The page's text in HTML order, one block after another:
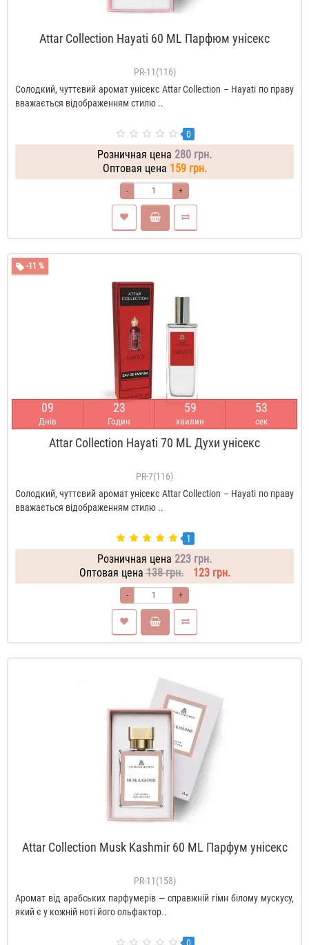
Attar Collection Hayati 60 ML Парфюм унісекс
PR-11(116)
Солодкий, чуттєвий аромат унісекс Attar Collection – Hayati по праву
вважається відображенням стилю ..
0
Розничная цена 280 грн.
Оптовая цена 159 грн.
- +
-11 %
09
Днів
23
Годин
59
хвилин
51
сек
Attar Collection Hayati 70 ML Духи унісекс
PR-7(116)
Солодкий, чуттєвий аромат унісекс Attar Collection – Hayati по праву
вважається відображенням стилю ..
1
Розничная цена 223 грн.
Оптовая цена 138 грн. 123 грн.
- +
Attar Collection Musk Kashmir 60 ML Парфум унісекс
PR-11(158)
Аромат від арабських парфумерів — справжній гімн білому мускусу,
який є у кожній ноті його ольфактор..